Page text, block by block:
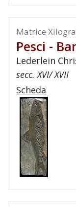
Matrice
Pesci -
Lederlein
secc. XVI/ XVII
Scheda